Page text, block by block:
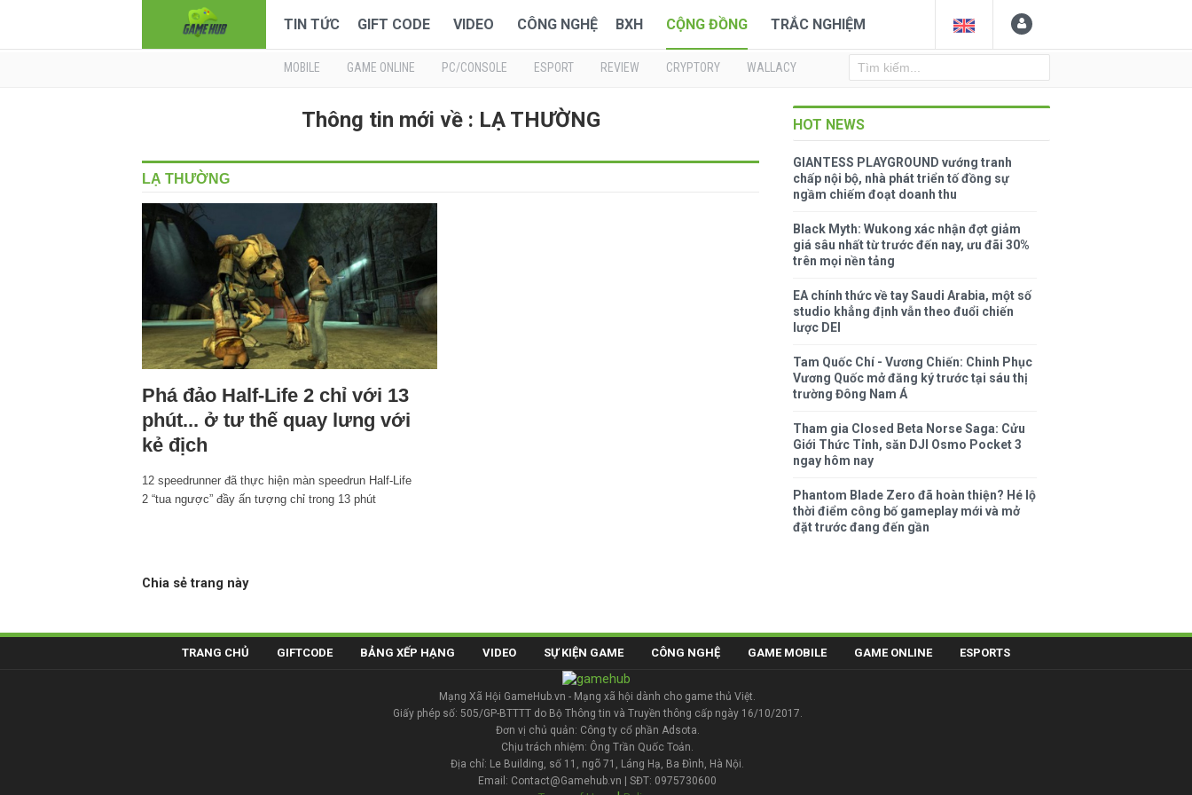
TIN TỨC GIFT CODE VIDEO CÔNG NGHỆ BXH CỘNG ĐỒNG TRẮC NGHIỆM
MOBILE GAME ONLINE PC/CONSOLE ESPORT REVIEW CRYPTORY WALLACY
Thông tin mới về : LẠ THƯỜNG
LẠ THƯỜNG
Phá đảo Half-Life 2 chỉ với 13
phút... ở tư thế quay lưng với
kẻ địch
12 speedrunner đã thực hiện màn speedrun Half-Life
2 “tua ngược” đầy ấn tượng chỉ trong 13 phút
Chia sẻ trang này
HOT NEWS
GIANTESS PLAYGROUND vướng tranh
chấp nội bộ, nhà phát triển tố đồng sự
ngầm chiếm đoạt doanh thu
Black Myth: Wukong xác nhận đợt giảm
giá sâu nhất từ trước đến nay, ưu đãi 30%
trên mọi nền tảng
EA chính thức về tay Saudi Arabia, một số
studio khẳng định vẫn theo đuổi chiến
lược DEI
Tam Quốc Chí - Vương Chiến: Chinh Phục
Vương Quốc mở đăng ký trước tại sáu thị
trường Đông Nam Á
Tham gia Closed Beta Norse Saga: Cửu
Giới Thức Tỉnh, săn DJI Osmo Pocket 3
ngay hôm nay
Phantom Blade Zero đã hoàn thiện? Hé lộ
thời điểm công bố gameplay mới và mở
đặt trước đang đến gần
TRANG CHỦ GIFTCODE BẢNG XẾP HẠNG VIDEO SỰ KIỆN GAME CÔNG NGHỆ GAME MOBILE GAME ONLINE ESPORTS
Mạng Xã Hội GameHub.vn - Mạng xã hội dành cho game thủ Việt.
Giấy phép số: 505/GP-BTTTT do Bộ Thông tin và Truyền thông cấp ngày 16/10/2017.
Đơn vị chủ quản: Công ty cổ phần Adsota.
Chịu trách nhiệm: Ông Trần Quốc Toản.
Địa chỉ: Le Building, số 11, ngõ 71, Láng Hạ, Ba Đình, Hà Nội.
Email: Contact@Gamehub.vn | SĐT: 0975730600